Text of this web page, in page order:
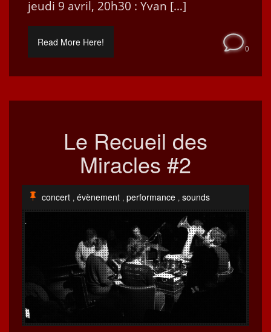
jeu­di 9 avril, 20h30 : Yvan […]
Read More Here!
0
Le Recueil des
Miracles #2
concert , évènement , performance , sounds